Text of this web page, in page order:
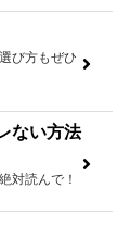
び方もぜひ
ない方法
対読んで！